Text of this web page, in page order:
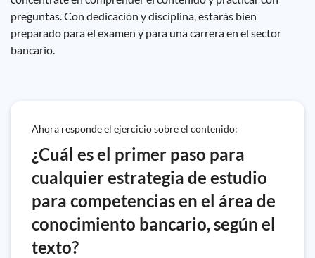
preguntas. Con dedicación y disciplina, estarás bien
preparado para el examen y para una carrera en el sector
bancario.
Ahora responde el ejercicio sobre el contenido:
¿Cuál es el primer paso para
cualquier estrategia de estudio
para competencias en el área de
conocimiento bancario, según el
texto?